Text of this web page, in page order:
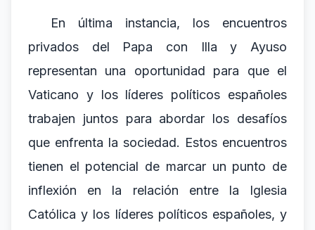
En última instancia, los encuentros
privados del Papa con Illa y Ayuso
representan una oportunidad para que el
Vaticano y los líderes políticos españoles
trabajen juntos para abordar los desafíos
que enfrenta la sociedad. Estos encuentros
tienen el potencial de marcar un punto de
inflexión en la relación entre la Iglesia
Católica y los líderes políticos españoles, y